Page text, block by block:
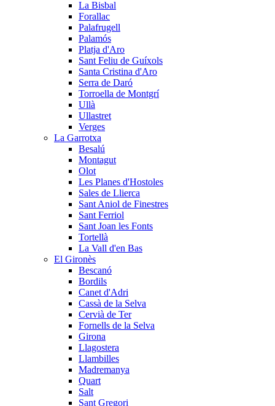
La Bisbal
Forallac
Palafrugell
Palamós
Platja d'Aro
Sant Feliu de Guíxols
Santa Cristina d'Aro
Serra de Daró
Torroella de Montgrí
Ullà
Ullastret
Verges
La Garrotxa
Besalú
Montagut
Olot
Les Planes d'Hostoles
Sales de Llierca
Sant Aniol de Finestres
Sant Ferriol
Sant Joan les Fonts
Tortellà
La Vall d'en Bas
El Gironès
Bescanó
Bordils
Canet d'Adri
Cassà de la Selva
Cervià de Ter
Fornells de la Selva
Girona
Llagostera
Llambilles
Madremanya
Quart
Salt
Sant Gregori